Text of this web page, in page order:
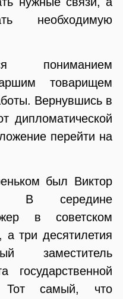
необходимую
пониманием
товарищем
Вернувшись в
дипломатической
перейти на
был Виктор
В середине
в советском
а три десятилетия
заместитель
государственной
Тот самый, что